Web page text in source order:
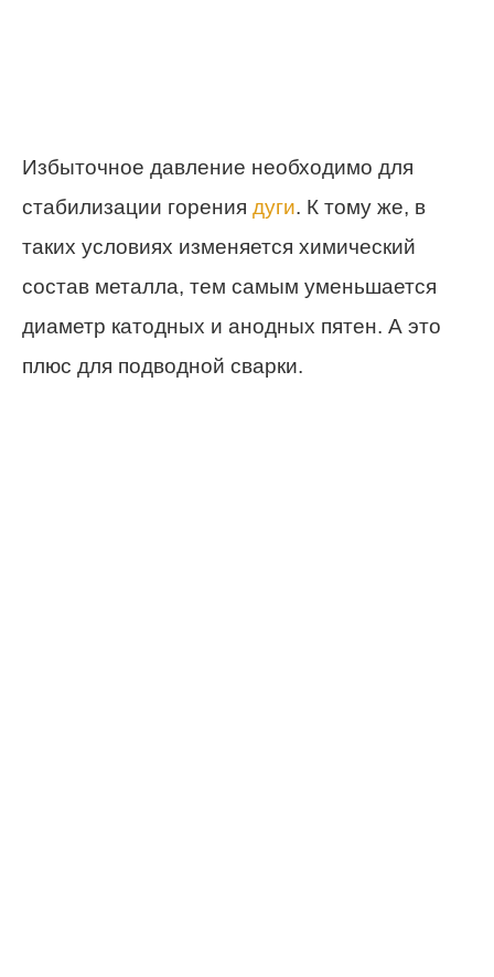
Избыточное давление необходимо для
стабилизации горения дуги. К тому же, в
таких условиях изменяется химический
состав металла, тем самым уменьшается
диаметр катодных и анодных пятен. А это
плюс для подводной сварки.